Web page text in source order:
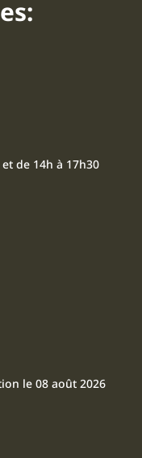
de 14h à 17h30
le 08 août 2026